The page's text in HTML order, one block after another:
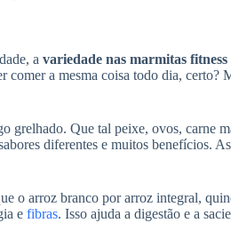
a variedade nas marmitas fitness
a mesma coisa todo dia, certo?
grelhado. Que tal peixe, ovos, carne
diferentes e muitos benefícios.
o arroz branco por arroz integral,
e fibras. Isso ajuda a digestão e a